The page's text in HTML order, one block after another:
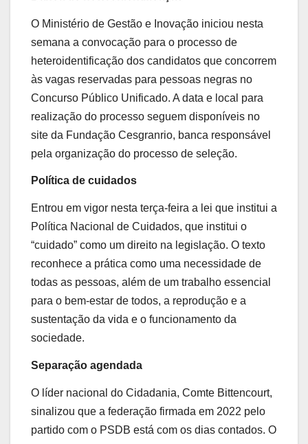
O Ministério de Gestão e Inovação iniciou nesta
semana a convocação para o processo de
heteroidentificação dos candidatos que concorrem
às vagas reservadas para pessoas negras no
Concurso Público Unificado. A data e local para
realização do processo seguem disponíveis no
site da Fundação Cesgranrio, banca responsável
pela organização do processo de seleção.
Política de cuidados
Entrou em vigor nesta terça-feira a lei que institui a
Política Nacional de Cuidados, que institui o
“cuidado” como um direito na legislação. O texto
reconhece a prática como uma necessidade de
todas as pessoas, além de um trabalho essencial
para o bem-estar de todos, a reprodução e a
sustentação da vida e o funcionamento da
sociedade.
Separação agendada
O líder nacional do Cidadania, Comte Bittencourt,
sinalizou que a federação firmada em 2022 pelo
partido com o PSDB está com os dias contados. O